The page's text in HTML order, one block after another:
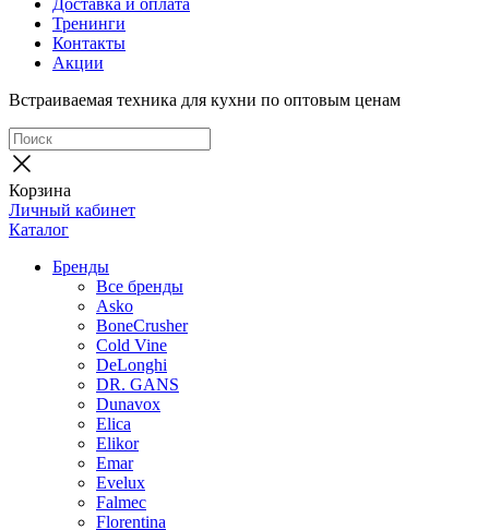
Доставка и оплата
Тренинги
Контакты
Акции
Встраиваемая техника для кухни по оптовым ценам
Корзина
Личный кабинет
Каталог
Бренды
Все бренды
Asko
BoneCrusher
Cold Vine
DeLonghi
DR. GANS
Dunavox
Elica
Elikor
Emar
Evelux
Falmec
Florentina